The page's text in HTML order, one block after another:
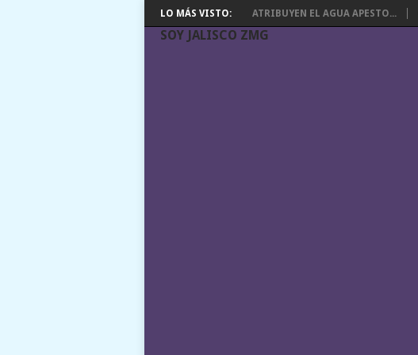
LO MÁS VISTO: ATRIBUYEN EL AGUA APESTO...
SOY JALISCO ZMG